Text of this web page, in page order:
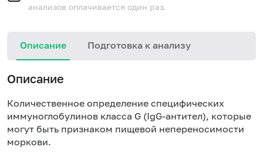
анализов оплачивается один раз.
Описание Подготовка к анализу
Описание
Количественное определение специфических
иммуноглобулинов класса G (IgG-антител), которые
могут быть признаком пищевой непереносимости
моркови.